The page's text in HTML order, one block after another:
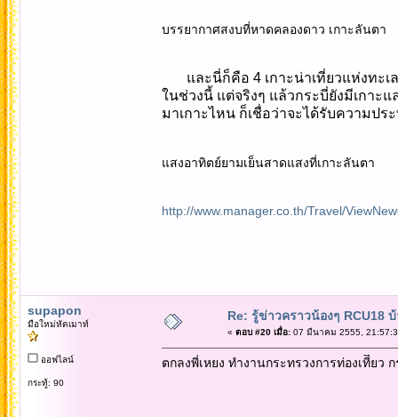
บรรยากาศสงบที่หาดคลองดาว เกาะลันตา
และนี่ก็คือ 4 เกาะน่าเที่ยวแห่งทะ
ในช่วงนี้ แต่จริงๆ แล้วกระบี่ยังมีเกาะ
มาเกาะไหน ก็เชื่อว่าจะได้รับความป
แสงอาทิตย์ยามเย็นสาดแสงที่เกาะลันตา
http://www.manager.co.th/Travel/
supapon
มือใหม่หัดเมาท์
ออฟไลน์
กระทู้: 90
Re: รู้ข่าวคราวน้องๆ RCU18
« ตอบ #20 เมื่อ:07 มีนาคม 2555,
ตกลงพี่เหยง ทำงานกระทรวงการท่องเทีี่ยว